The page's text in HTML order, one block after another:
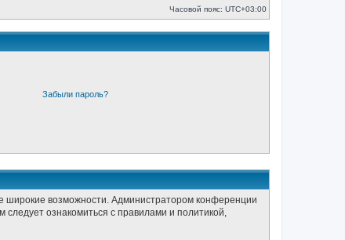
Часовой пояс: UTC+03:00
Забыли пароль?
широкие возможности. Администратором конференции
ознакомиться с правилами и политикой,